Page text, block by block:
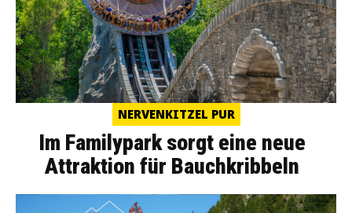
NERVENKITZEL PUR
Im Familypark sorgt eine neue
Attraktion für Bauchkribbeln